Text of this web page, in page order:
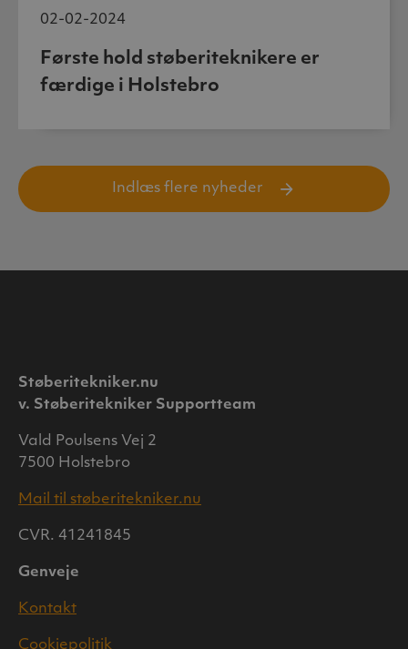
02-02-2024
Første hold støberiteknikere er
færdige i Holstebro
Indlæs flere nyheder
Støberitekniker.nu
v. Støberitekniker Supportteam
Vald Poulsens Vej 2
7500 Holstebro
Mail til støberitekniker.nu
CVR. 41241845
Genveje
Kontakt
Cookiepolitik